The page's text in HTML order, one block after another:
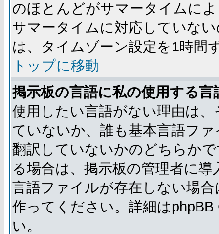
のほとんどがサマータイムに
サマータイムに対応していな
は、タイムゾーン設定を1時間
トップに移動
掲示板の言語に私の使用する
使用したい言語がない理由は
ていないか、誰も基本言語フ
翻訳していないかのどちらか
る場合は、掲示板の管理者に
言語ファイルが存在しない場
作ってください。詳細は
い。